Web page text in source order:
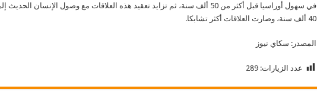
في سهول أوراسيا قبل أكثر من 50 ألف سنة، ثم تزايد تعقيد هذه العلاقات مع وصول الإنسان
40 ألف سنة، وصارت العلاقات أكثر تشابكا.
المصدر: سكاي نيوز
عدد الزيارات: 289